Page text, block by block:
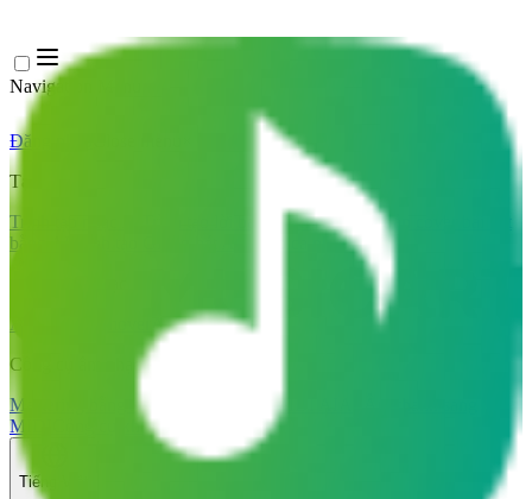
Navigation Menu
Đăng nhập
Tạo
Trình tạo nhạc AI
Trình tạo lời bài hát AITrình tạo bản cover bài hát
bằng AI
Video ca nhạc AI
AI Vocal Remover
AI Tách Stem
Công cụ âm nhạc khác
Mastering bằng AI Trình chỉnh sửa MIDI AI
MIDI
Công cụ khác
Tiếng Việt